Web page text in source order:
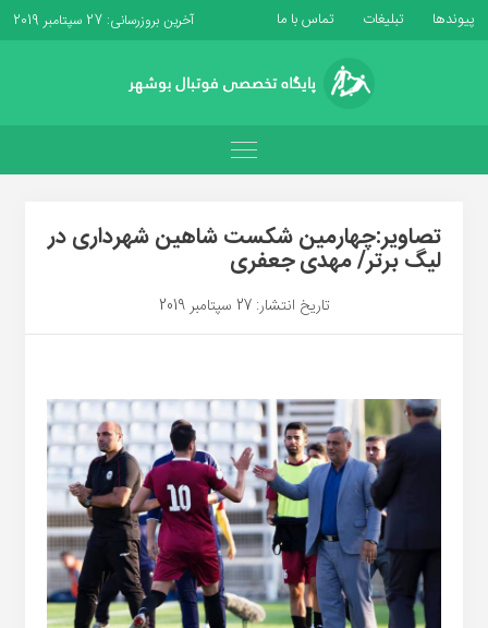
پیوندها تبلیغات تماس با ما آخرین بروزرسانی: 27 سپتامبر 2019
تصاویر:چهارمین شکست شاهین شهرداری در
لیگ برتر/ مهدی جعفری
تاریخ انتشار: 27 سپتامبر 2019